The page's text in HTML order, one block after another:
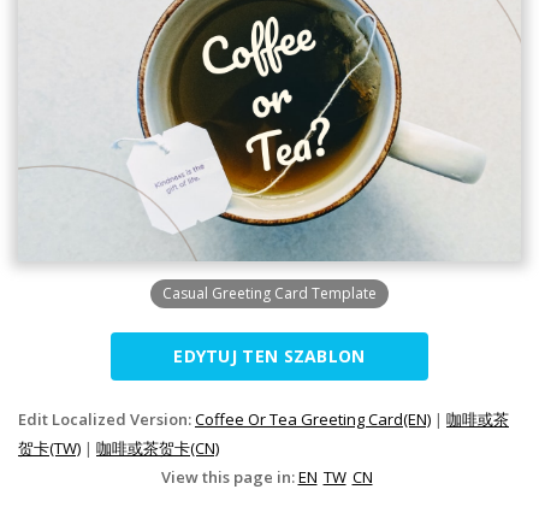
Casual Greeting Card Template
EDYTUJ TEN SZABLON
Edit Localized Version:Coffee Or Tea Greeting Card(EN) | 咖啡或茶
贺卡(TW) | 咖啡或茶贺卡(CN)
View this page in:EN TW CN